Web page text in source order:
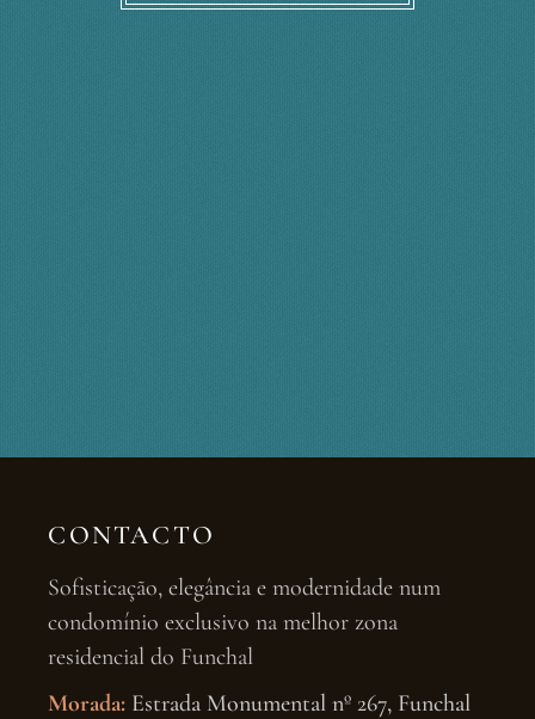
CONTACTO
Sofisticação, elegância e modernidade num
condomínio exclusivo na melhor zona
residencial do Funchal
Morada: Estrada Monumental nº 267, Funchal